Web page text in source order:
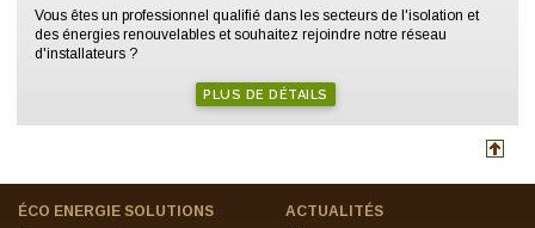
Vous êtes un professionnel qualifié dans les secteurs de l'isolation et
des énergies renouvelables et souhaitez rejoindre notre réseau
d'installateurs ?
PLUS DE DÉTAILS
ÉCO ENERGIE SOLUTIONS ACTUALITÉS